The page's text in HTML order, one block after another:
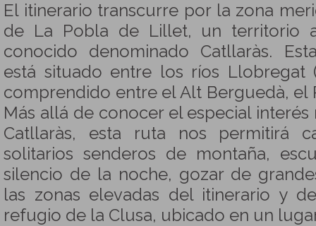
El itinerario transcurre por la zona
de La Pobla de Lillet, un territorio
conocido denominado Catllaràs.
está situado entre los ríos Llobregat
comprendido entre el Alt Berguedà, el
Más allá de conocer el especial
Catllaràs, esta ruta nos permitirá
solitarios senderos de montaña,
silencio de la noche, gozar de
las zonas elevadas del itinerario y
refugio de la Clusa, ubicado en un